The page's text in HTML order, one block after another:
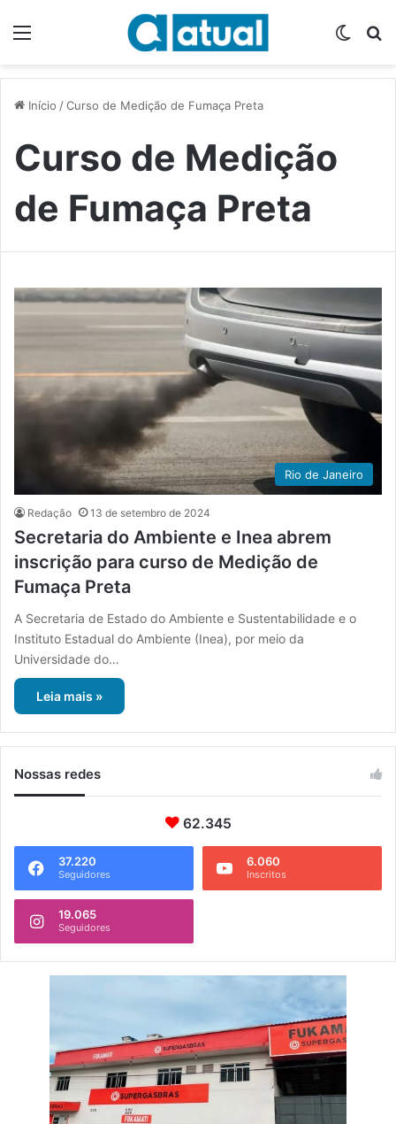
Início /Curso de Medição de Fumaça Preta
Curso de Medição
de Fumaça Preta
Rio de Janeiro
Redação 13 de setembro de 2024
Secretaria do Ambiente e Inea abrem
inscrição para curso de Medição de
Fumaça Preta
A Secretaria de Estado do Ambiente e Sustentabilidade e o
Instituto Estadual do Ambiente (Inea), por meio da
Universidade do…
Leia mais »
Nossas redes
62.345
37.220
Seguidores
6.060
Inscritos
19.065
Seguidores